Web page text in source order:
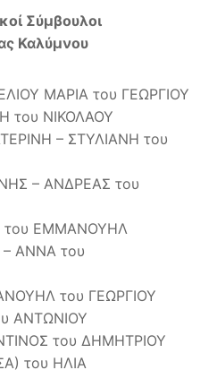
Σύμβουλοι
Καλύμνου
ΜΑΡΙΑ του ΓΕΩΡΓΙΟΥ
του ΝΙΚΟΛΑΟΥ
– ΣΤΥΛΙΑΝΗ του
– ΑΝΔΡΕΑΣ του
του ΕΜΜΑΝΟΥΗΛ
ΑΝΝΑ του
του ΓΕΩΡΓΙΟΥ
ΑΝΤΩΝΙΟΥ
του ΔΗΜΗΤΡΙΟΥ
του ΗΛΙΑ